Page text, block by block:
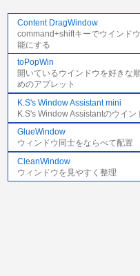
Content DragWindow
command+shiftキーでウインド
能にする
toPopWin
開いているウインドウを好きな
めのアプレット
K.S's Window Assistant mini
K.S's Window Assistantのウイ
GlueWindow
ウィンドウ同士をならべて配置
CleanWindow
ウィンドウを見やすく整理